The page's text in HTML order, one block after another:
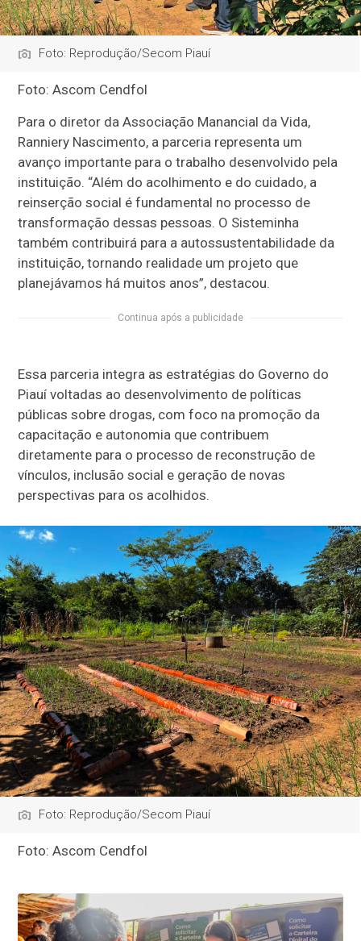
Foto: Reprodução/Secom Piauí
Foto: Ascom Cendfol
Para o diretor da Associação Manancial da Vida,
Ranniery Nascimento, a parceria representa um
avanço importante para o trabalho desenvolvido pela
instituição. “Além do acolhimento e do cuidado, a
reinserção social é fundamental no processo de
transformação dessas pessoas. O Sisteminha
também contribuirá para a autossustentabilidade da
instituição, tornando realidade um projeto que
planejávamos há muitos anos”, destacou.
Continua após a publicidade
Essa parceria integra as estratégias do Governo do
Piauí voltadas ao desenvolvimento de políticas
públicas sobre drogas, com foco na promoção da
capacitação e autonomia que contribuem
diretamente para o processo de reconstrução de
vínculos, inclusão social e geração de novas
perspectivas para os acolhidos.
Foto: Reprodução/Secom Piauí
Foto: Ascom Cendfol